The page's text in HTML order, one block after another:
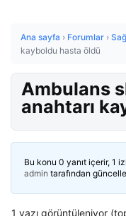
Ana sayfa › Forumlar ›
kayboldu hasta öldü
Ambulans
anahtarı
Bu konu 0 yanıt içerir, 1
admin tarafından
1 yazı görüntüleniyor